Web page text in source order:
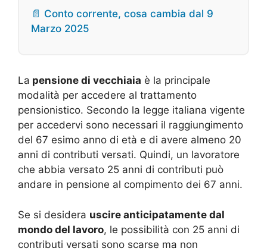
📄 Conto corrente, cosa cambia dal 9
Marzo 2025
La pensione di vecchiaia è la principale
modalità per accedere al trattamento
pensionistico. Secondo la legge italiana vigente
per accedervi sono necessari il raggiungimento
del 67 esimo anno di età e di avere almeno 20
anni di contributi versati. Quindi, un lavoratore
che abbia versato 25 anni di contributi può
andare in pensione al compimento dei 67 anni.
Se si desidera uscire anticipatamente dal
mondo del lavoro, le possibilità con 25 anni di
contributi versati sono scarse ma non